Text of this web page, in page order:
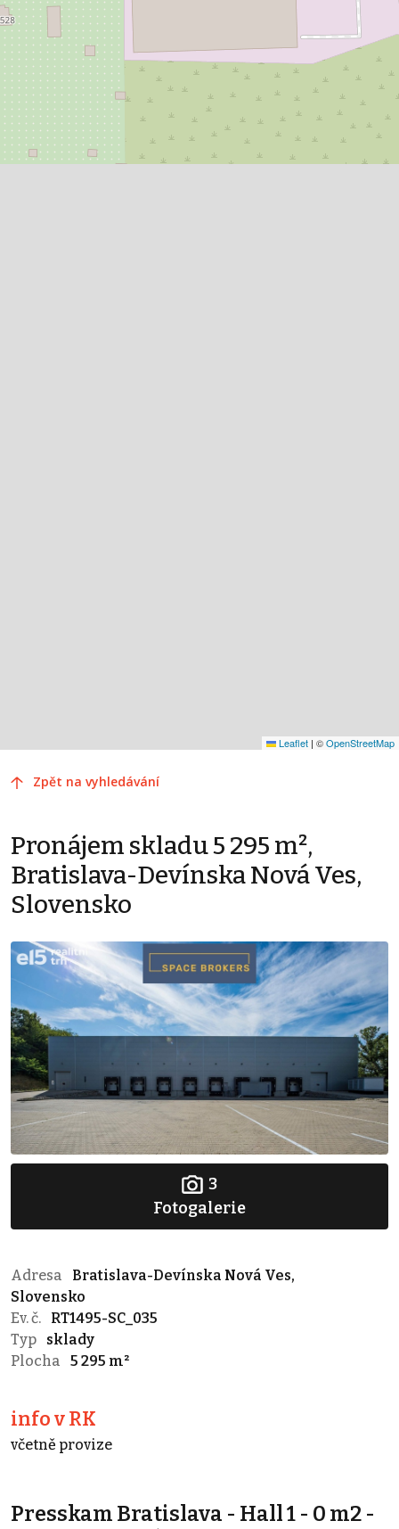
Leaflet | ©OpenStreetMap
Zpět na vyhledávání
Pronájem skladu 5 295 m²,
Bratislava-Devínska Nová Ves,
Slovensko
3
Fotogalerie
Adresa
Bratislava-Devínska Nová Ves,
Slovensko
Ev. č.
RT1495-SC_035
Typ
sklady
Plocha
5 295 m²
info v RK
včetně provize
Presskam Bratislava - Hall 1 - 0 m2 -